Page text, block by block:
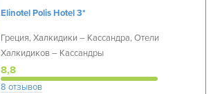
Elinotel Polis Hotel3*
Греция, Халкидики – Кассандра, Отели
Халкидиков – Кассандры
8,8
8 отзывов